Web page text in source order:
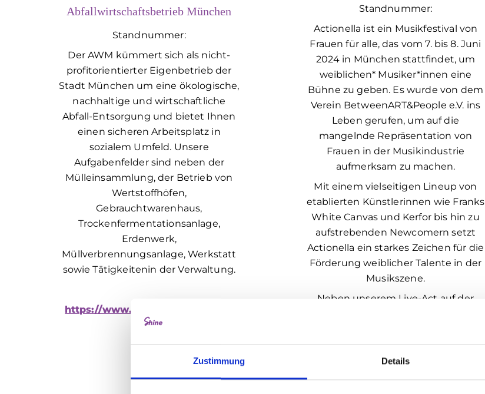
Zustimmung Details
Abfallwirtschaftsbetrieb München
Standnummer:
Der AWM kümmert sich als nicht-
profitorientierter Eigen­betrieb der
Stadt München um eine öko­logische,
nach­haltige und wirtschaft­liche
Abfall-Ent­sorgung und bietet Ihnen
einen sicheren Arbeits­platz in
sozialem Um­feld. Unsere
Aufgabenfelder sind neben der
Mülleinsammlung, der Betrieb von
Wertstoffhöfen,
Gebrauchtwarenhaus,
Trockenfermentationsanlage,
Erdenwerk,
Müllverbrennungsanlage, Werkstatt
sowie Tätigkeitenin der Verwaltung.
https://www.awm-muenchen.de/
Standnummer:
Actionella ist ein Musikfestival von
Frauen für alle, das vom 7. bis 8. Juni
2024 in München stattfindet, um
weiblichen* Musiker*innen eine
Bühne zu geben. Es wurde von dem
Verein BetweenART&People e.V. ins
Leben gerufen, um auf die
mangelnde Repräsentation von
Frauen in der Musikindustrie
aufmerksam zu machen.
Mit einem vielseitigen Lineup von
etablierten Künstlerinnen wie Franks
White Canvas und Kerfor bis hin zu
aufstrebenden Newcomern setzt
Actionella ein starkes Zeichen für die
Förderung weiblicher Talente in der
Musikszene.
Neben unserem Live-Act auf der